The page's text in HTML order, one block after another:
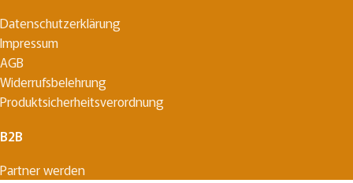
Datenschutzerklärung
Impressum
AGB
Widerrufsbelehrung
Produktsicherheitsverordnung
B2B
Partner werden